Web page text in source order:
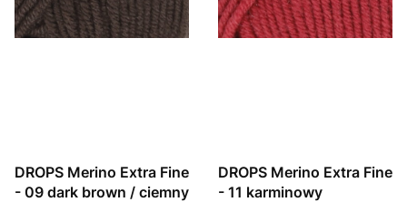
DROPS Merino Extra Fine
- 09 dark brown / ciemny
DROPS Merino Extra Fine
- 11 karminowy